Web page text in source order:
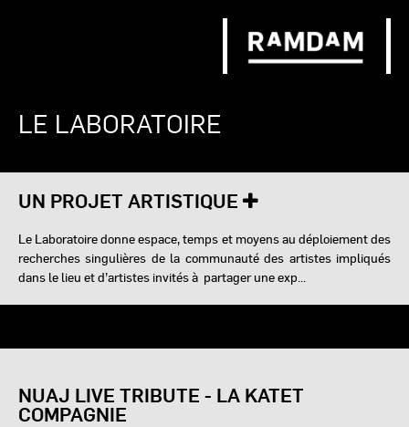
LE LABORATOIRE
UN PROJET ARTISTIQUE
Le Laboratoire donne espace, temps et moyens au déploiement des
recherches singulières de la communauté des artistes impliqués
dans le lieu et d’artistes invités à partager une exp...
NUAJ LIVE TRIBUTE - LA KATET
COMPAGNIE